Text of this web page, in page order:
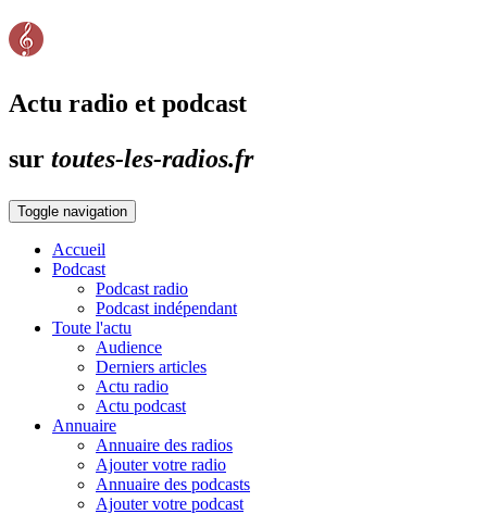
Actu radio et podcast
sur toutes-les-radios.fr
Toggle navigation
Accueil
Podcast
Podcast radio
Podcast indépendant
Toute l'actu
Audience
Derniers articles
Actu radio
Actu podcast
Annuaire
Annuaire des radios
Ajouter votre radio
Annuaire des podcasts
Ajouter votre podcast